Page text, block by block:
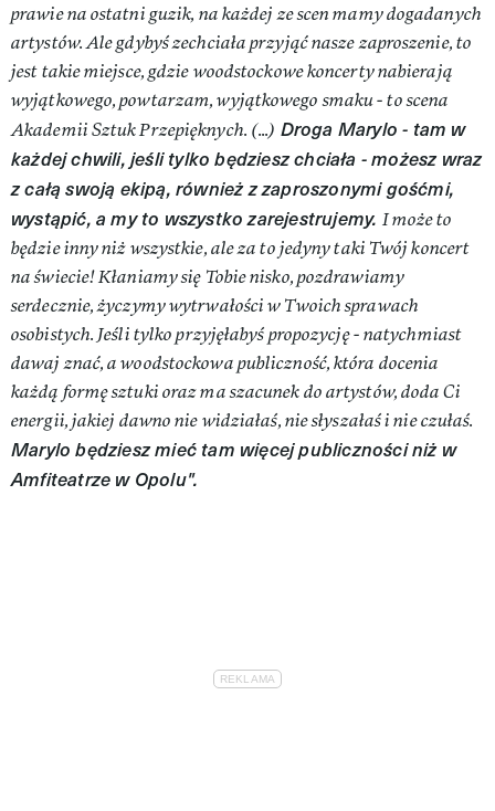
prawie na ostatni guzik, na każdej ze scen mamy dogadanych
artystów. Ale gdybyś zechciała przyjąć nasze zaproszenie, to
jest takie miejsce, gdzie woodstockowe koncerty nabierają
wyjątkowego, powtarzam, wyjątkowego smaku - to scena
Akademii Sztuk Przepięknych. (...) Droga Marylo - tam w
każdej chwili, jeśli tylko będziesz chciała - możesz wraz
z całą swoją ekipą, również z zaproszonymi gośćmi,
wystąpić, a my to wszystko zarejestrujemy. I może to
będzie inny niż wszystkie, ale za to jedyny taki Twój koncert
na świecie! Kłaniamy się Tobie nisko, pozdrawiamy
serdecznie, życzymy wytrwałości w Twoich sprawach
osobistych. Jeśli tylko przyjęłabyś propozycję - natychmiast
dawaj znać, a woodstockowa publiczność, która docenia
każdą formę sztuki oraz ma szacunek do artystów, doda Ci
energii, jakiej dawno nie widziałaś, nie słyszałaś i nie czułaś.
Marylo będziesz mieć tam więcej publiczności niż w
Amfiteatrze w Opolu".